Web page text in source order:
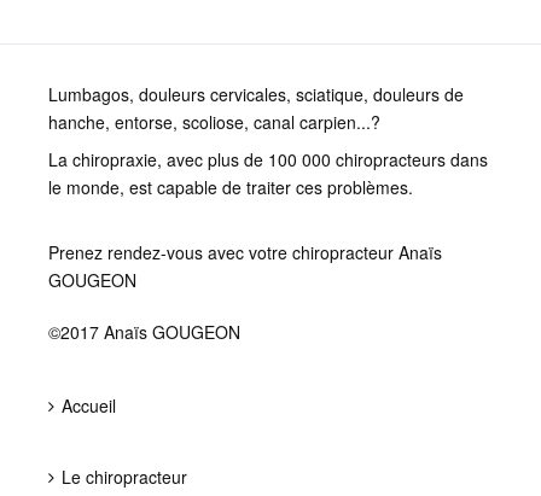
Lumbagos, douleurs cervicales, sciatique, douleurs de
hanche, entorse, scoliose, canal carpien...?
La chiropraxie, avec plus de 100 000 chiropracteurs dans
le monde, est capable de traiter ces problèmes.
Prenez rendez-vous avec votre chiropracteur Anaïs
GOUGEON
©2017 Anaïs GOUGEON
Accueil
Le chiropracteur